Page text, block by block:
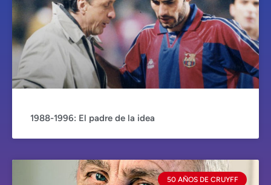
1988-1996: El padre de la idea
50 AÑOS DE CRUYFF